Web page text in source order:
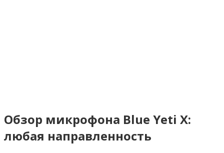
Обзор микрофона Blue Yeti X:
любая направленность